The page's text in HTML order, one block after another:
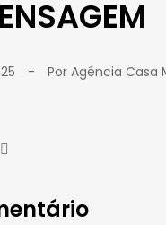
- Por Agência Casa